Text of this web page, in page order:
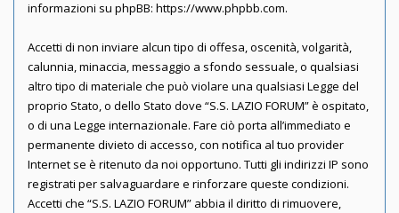
informazioni su phpBB: https://www.phpbb.com.
Accetti di non inviare alcun tipo di offesa, oscenità, volgarità,
calunnia, minaccia, messaggio a sfondo sessuale, o qualsiasi
altro tipo di materiale che può violare una qualsiasi Legge del
proprio Stato, o dello Stato dove “S.S. LAZIO FORUM” è ospitato,
o di una Legge internazionale. Fare ciò porta all’immediato e
permanente divieto di accesso, con notifica al tuo provider
Internet se è ritenuto da noi opportuno. Tutti gli indirizzi IP sono
registrati per salvaguardare e rinforzare queste condizioni.
Accetti che “S.S. LAZIO FORUM” abbia il diritto di rimuovere,